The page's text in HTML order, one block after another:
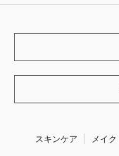
スキンケア メイク